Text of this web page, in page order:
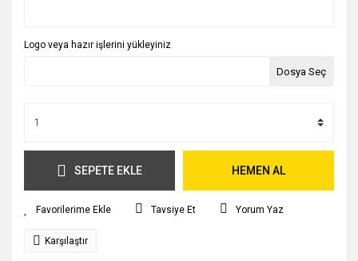
Logo veya hazır işlerini yükleyiniz
Dosya Seç
SEPETE EKLE HEMEN AL
Tavsiye Et Yorum Yaz
Karşılaştır